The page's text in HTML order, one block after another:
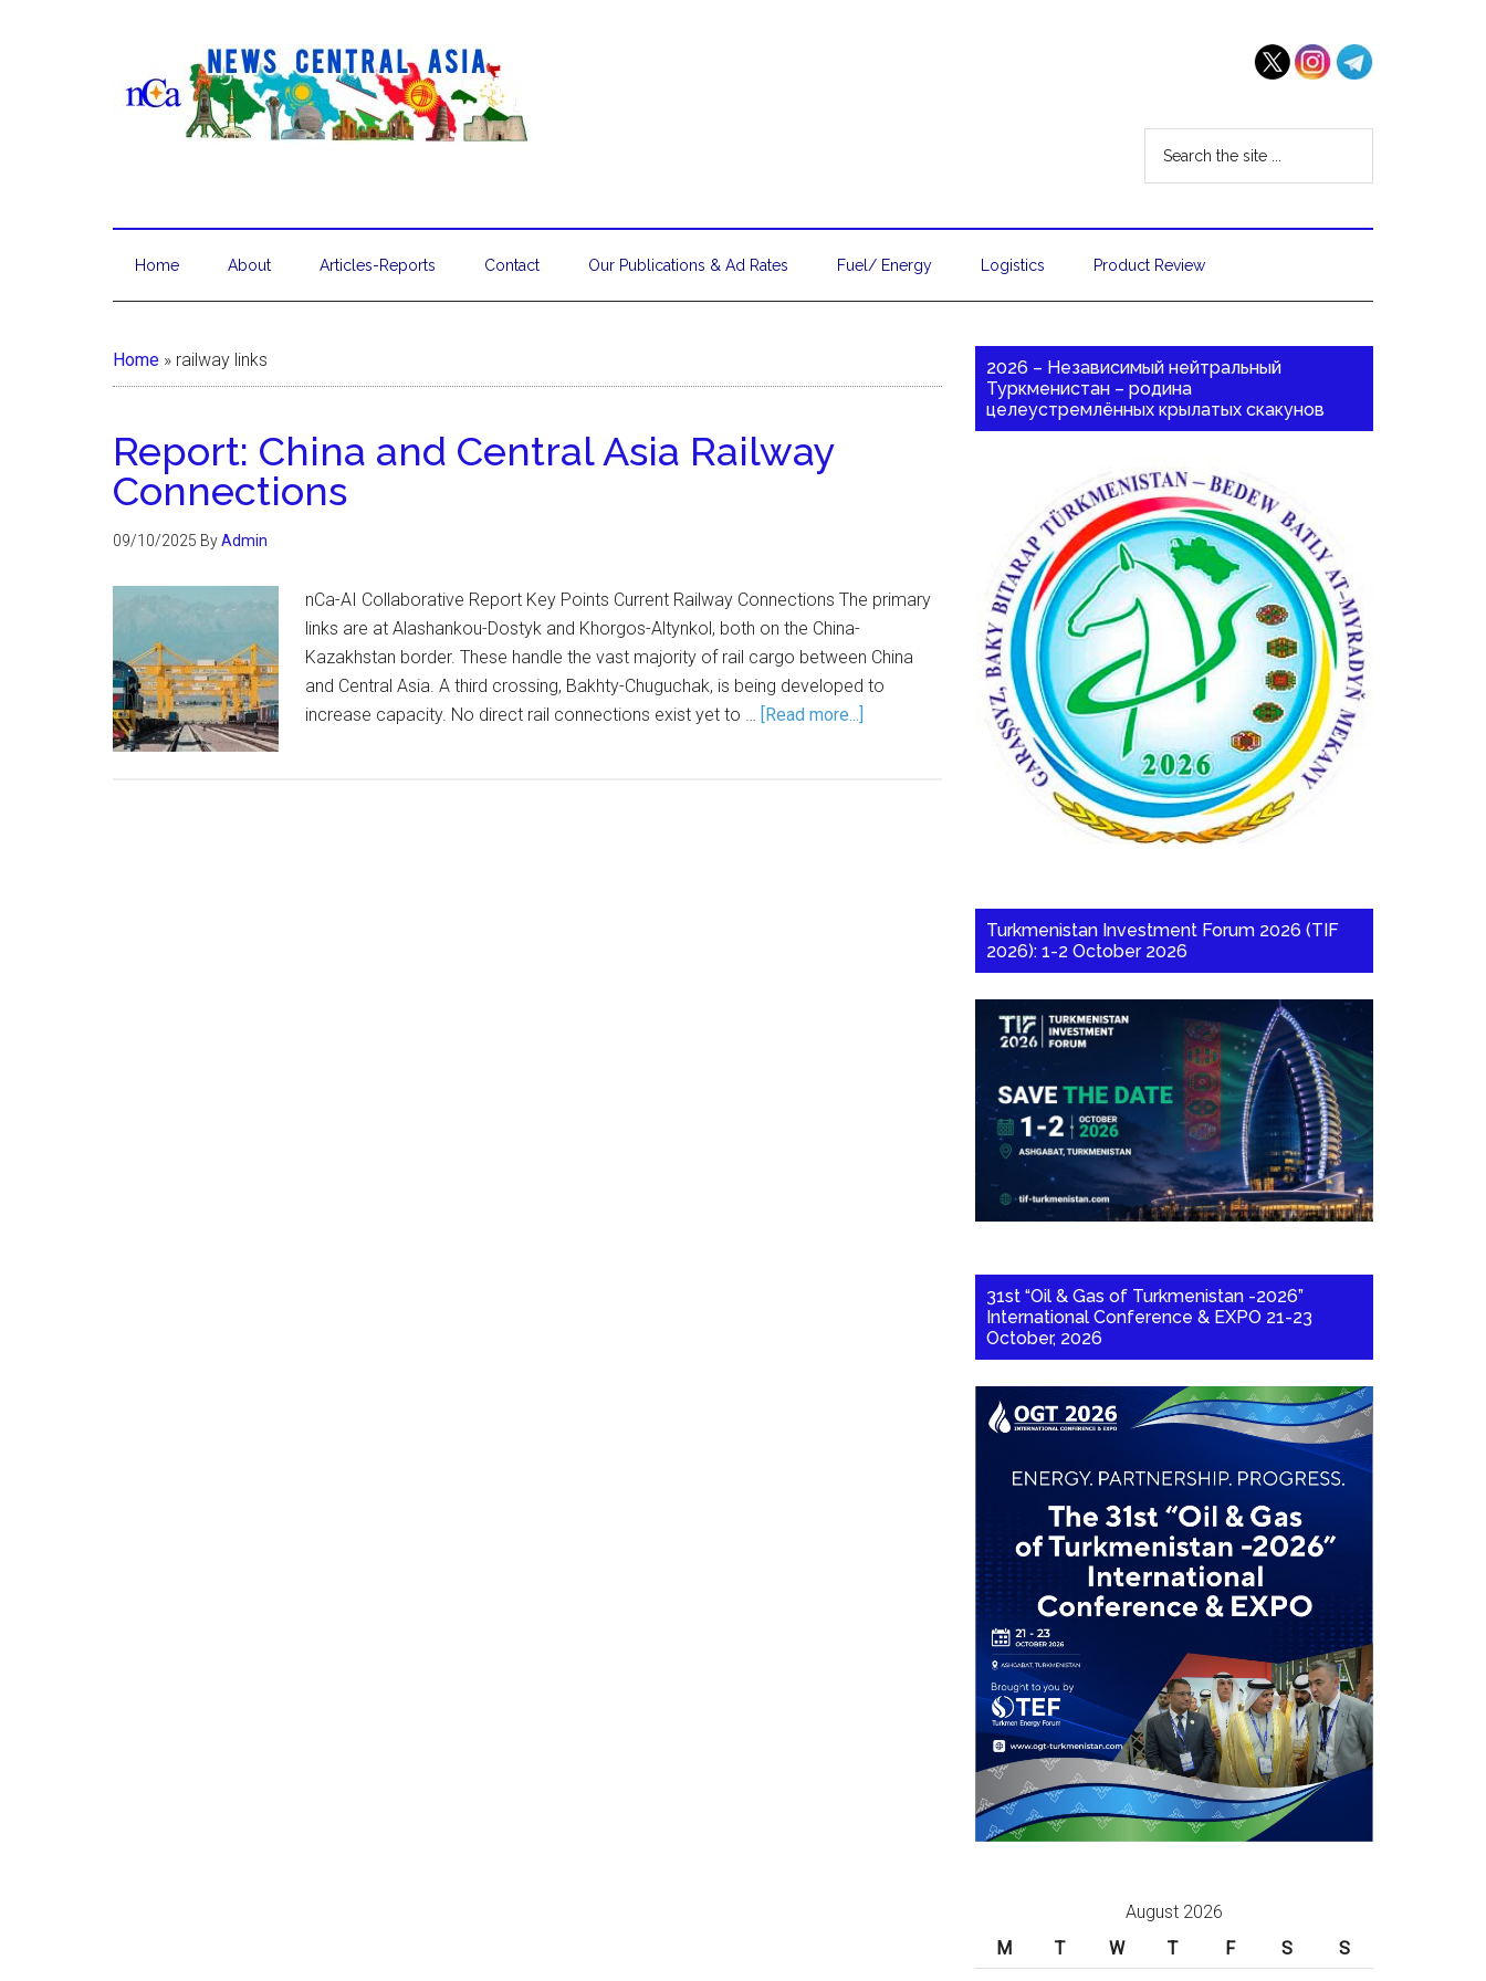
Home About Articles-Reports Contact Our Publications & Ad Rates Fuel/ Energy Logistics Product Review
Home » railway links
Report: China and Central Asia Railway
Connections
09/10/2025 ByAdmin
nCa-AI Collaborative Report Key Points Current Railway Connections The primary
links are at Alashankou-Dostyk and Khorgos-Altynkol, both on the China-
Kazakhstan border. These handle the vast majority of rail cargo between China
and Central Asia. A third crossing, Bakhty-Chuguchak, is being developed to
increase capacity. No direct rail connections exist yet to … [Read more...]
2026 – Независимый нейтральный
Туркменистан – родина
целеустремлённых крылатых скакунов
Turkmenistan Investment Forum 2026 (TIF
2026): 1-2 October 2026
31st “Oil & Gas of Turkmenistan -2026”
International Conference & EXPO 21-23
October, 2026
August 2026
M
T W T F S S